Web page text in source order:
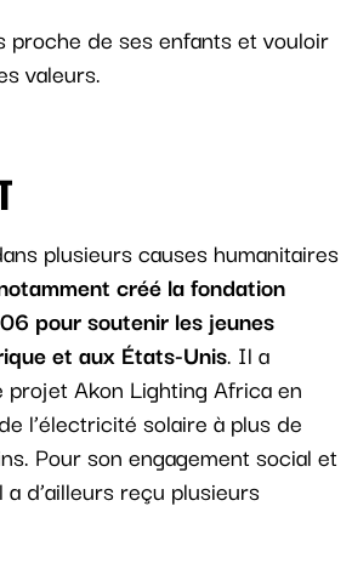
de ses enfants et vouloir
valeurs.
plusieurs causes humanitaires
créé la fondation
pour soutenir les jeunes
et aux États-Unis. Il a
projet Akon Lighting Africa en
l’électricité solaire à plus de
Pour son engagement social et
d’ailleurs reçu plusieurs